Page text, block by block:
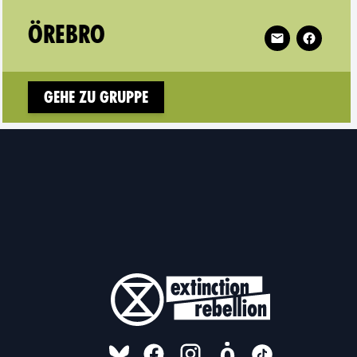
on
ÖREBRO Follow XR
Gehe zu Gruppe
FOLLOW US ON